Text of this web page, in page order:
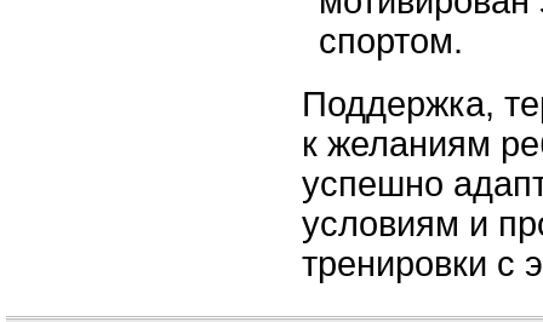
спортом.
Поддержка,
к желаниям
успешно
условиям и
тренировки с